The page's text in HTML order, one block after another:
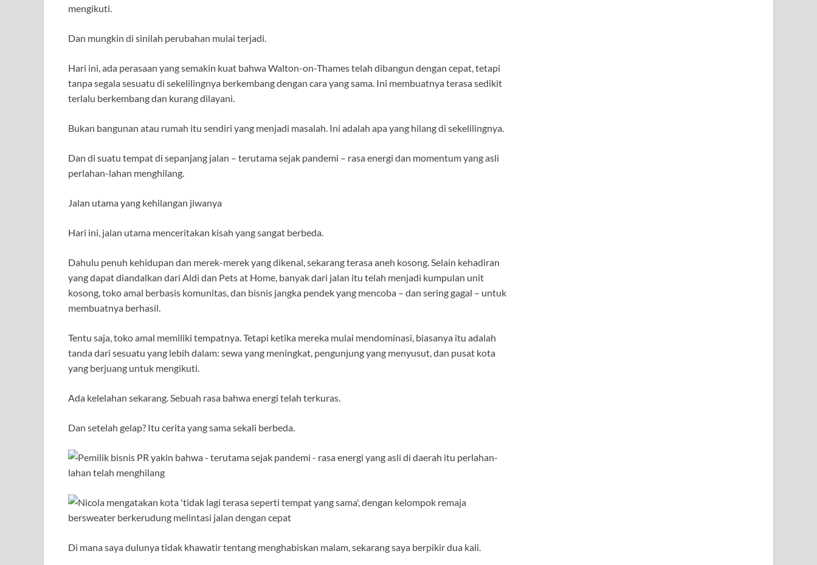
mengikuti.
Dan mungkin di sinilah perubahan mulai terjadi.
Hari ini, ada perasaan yang semakin kuat bahwa Walton-on-Thames telah dibangun dengan cepat, tetapi
tanpa segala sesuatu di sekelilingnya berkembang dengan cara yang sama. Ini membuatnya terasa sedikit
terlalu berkembang dan kurang dilayani.
Bukan bangunan atau rumah itu sendiri yang menjadi masalah. Ini adalah apa yang hilang di sekelilingnya.
Dan di suatu tempat di sepanjang jalan – terutama sejak pandemi – rasa energi dan momentum yang asli
perlahan-lahan menghilang.
Jalan utama yang kehilangan jiwanya
Hari ini, jalan utama menceritakan kisah yang sangat berbeda.
Dahulu penuh kehidupan dan merek-merek yang dikenal, sekarang terasa aneh kosong. Selain kehadiran
yang dapat diandalkan dari Aldi dan Pets at Home, banyak dari jalan itu telah menjadi kumpulan unit
kosong, toko amal berbasis komunitas, dan bisnis jangka pendek yang mencoba – dan sering gagal – untuk
membuatnya berhasil.
Tentu saja, toko amal memiliki tempatnya. Tetapi ketika mereka mulai mendominasi, biasanya itu adalah
tanda dari sesuatu yang lebih dalam: sewa yang meningkat, pengunjung yang menyusut, dan pusat kota
yang berjuang untuk mengikuti.
Ada kelelahan sekarang. Sebuah rasa bahwa energi telah terkuras.
Dan setelah gelap? Itu cerita yang sama sekali berbeda.
Di mana saya dulunya tidak khawatir tentang menghabiskan malam, sekarang saya berpikir dua kali.